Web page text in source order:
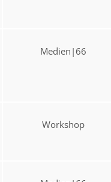
Medien|66
Workshop